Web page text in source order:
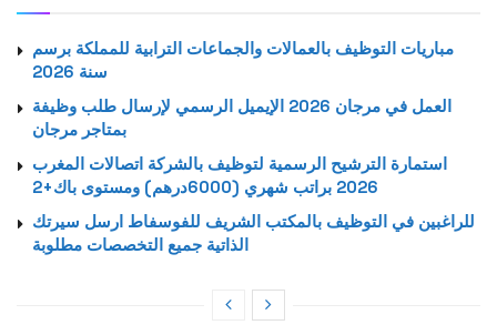
مباريات التوظيف بالعمالات والجماعات الترابية للمملكة برسم
سنة 2026
العمل في مرجان 2026 الإيميل الرسمي لإرسال طلب وظيفة
بمتاجر مرجان
استمارة الترشيح الرسمية لتوظيف بالشركة اتصالات المغرب
2026 براتب شهري (6000درهم) ومستوى باك+2
للراغبين في التوظيف بالمكتب الشريف للفوسفاط ارسل سيرتك
الذاتية جميع التخصصات مطلوبة